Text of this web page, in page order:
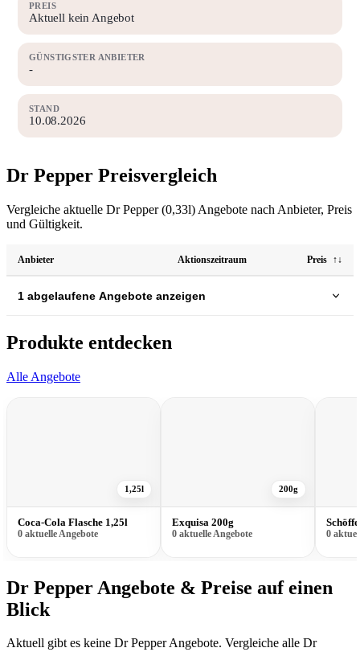
PREIS
Aktuell kein Angebot
GÜNSTIGSTER ANBIETER
-
STAND
10.08.2026
Dr Pepper Preisvergleich
Vergleiche aktuelle Dr Pepper (0,33l) Angebote nach Anbieter, Preis
und Gültigkeit.
Anbieter Aktionszeitraum Preis ↑↓
1 abgelaufene Angebote anzeigen
Produkte entdecken
Alle Angebote
1,25l
Coca-Cola Flasche 1,25l
0 aktuelle Angebote
200g
Exquisa 200g
0 aktuelle Angebote 0
Dr Pepper Angebote & Preise auf einen
Blick
Aktuell gibt es keine Dr Pepper Angebote. Vergleiche alle Dr